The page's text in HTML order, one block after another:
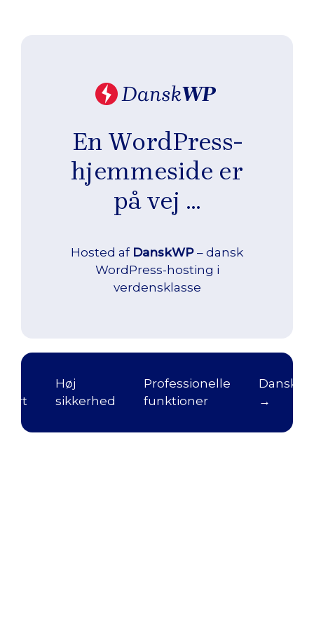
En WordPress-
hjemmeside er
på vej …
Hosted af DanskWP – dansk
WordPress-hosting i
verdensklasse
Høj
sikkerhed
Professionelle
funktioner
→